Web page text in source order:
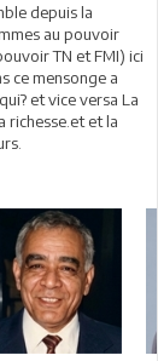
depuis la
au pouvoir
TN et FMI) ici
ce mensonge a
et vice versa La
richesse.et et la